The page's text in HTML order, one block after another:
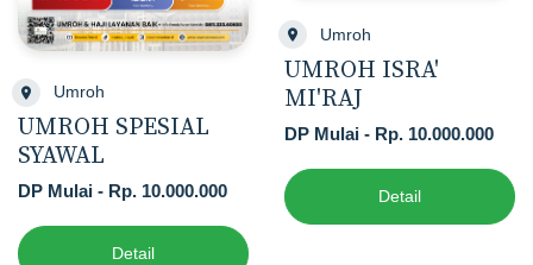
Umroh
UMROH SPESIAL
SYAWAL
DP Mulai - Rp. 10.000.000
Detail
Umroh
UMROH ISRA'
MI'RAJ
DP Mulai - Rp. 10.000.000
Detail